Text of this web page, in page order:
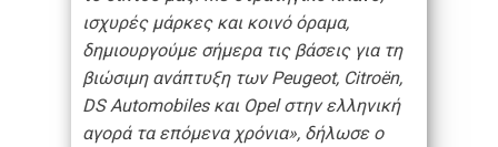
ισχυρές μάρκες και κοινό όραμα,
δημιουργούμε σήμερα τις βάσεις για τη
βιώσιμη ανάπτυξη των Peugeot, Citroën,
DS Automobiles και Opel στην ελληνική
αγορά τα επόμενα χρόνια», δήλωσε ο